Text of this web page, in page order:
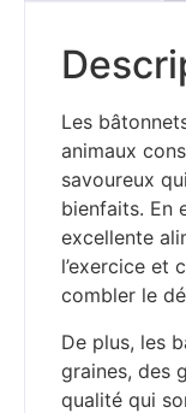
Les
animaux
savoureux
bienfaits. En
excellente
l’exercice et
combler le
De plus, les
graines, des
qualité qui